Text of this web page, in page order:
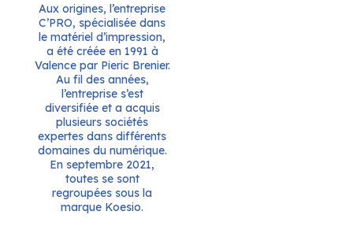
Aux origines, l’entreprise
C’PRO, spécialisée dans
le matériel d’impression,
a été créée en 1991 à
Valence par Pieric Brenier.
Au fil des années,
l’entreprise s’est
diversifiée et a acquis
plusieurs sociétés
expertes dans différents
domaines du numérique.
En septembre 2021,
toutes se sont
regroupées sous la
marque Koesio.